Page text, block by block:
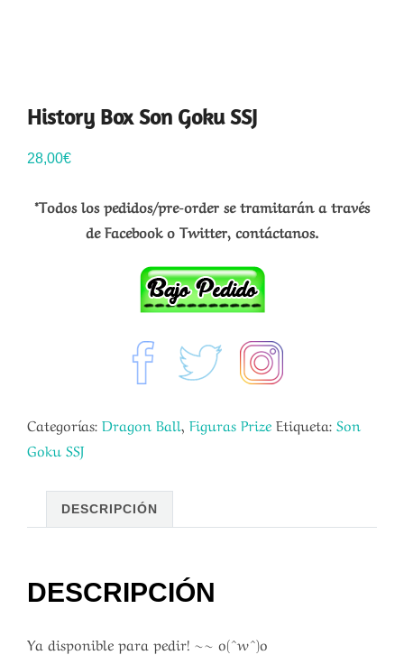
History Box Son Goku SSJ
28,00€
*Todos los pedidos/pre-order se tramitarán a través
de Facebook o Twitter, contáctanos.
Categorías: Dragon Ball, Figuras Prize Etiqueta: Son
Goku SSJ
DESCRIPCIÓN
DESCRIPCIÓN
Ya disponible para pedir! ~~ o(^w^)o